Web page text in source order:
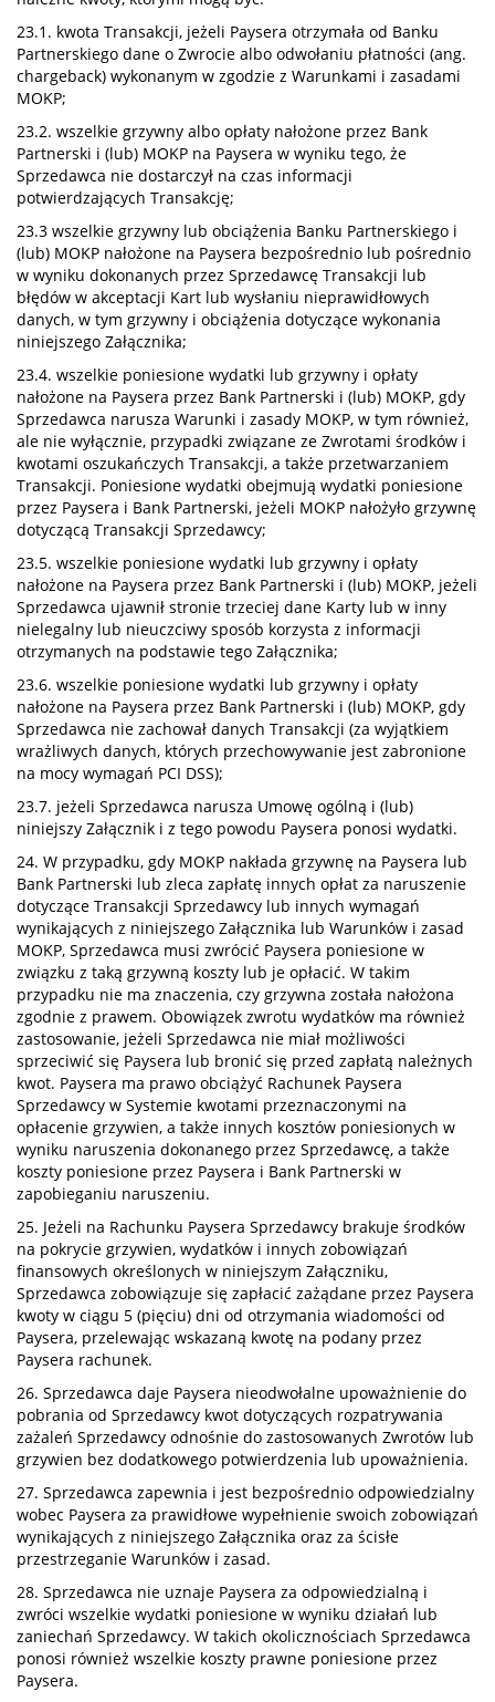
23.1. kwota Transakcji, jeżeli Paysera otrzymała od Banku
Partnerskiego dane o Zwrocie albo odwołaniu płatności (ang.
chargeback) wykonanym w zgodzie z Warunkami i zasadami
MOKP;
23.2. wszelkie grzywny albo opłaty nałożone przez Bank
Partnerski i (lub) MOKP na Paysera w wyniku tego, że
Sprzedawca nie dostarczył na czas informacji
potwierdzających Transakcję;
23.3 wszelkie grzywny lub obciążenia Banku Partnerskiego i
(lub) MOKP nałożone na Paysera bezpośrednio lub pośrednio
w wyniku dokonanych przez Sprzedawcę Transakcji lub
błędów w akceptacji Kart lub wysłaniu nieprawidłowych
danych, w tym grzywny i obciążenia dotyczące wykonania
niniejszego Załącznika;
23.4. wszelkie poniesione wydatki lub grzywny i opłaty
nałożone na Paysera przez Bank Partnerski i (lub) MOKP, gdy
Sprzedawca narusza Warunki i zasady MOKP, w tym również,
ale nie wyłącznie, przypadki związane ze Zwrotami środków i
kwotami oszukańczych Transakcji, a także przetwarzaniem
Transakcji. Poniesione wydatki obejmują wydatki poniesione
przez Paysera i Bank Partnerski, jeżeli MOKP nałożyło grzywnę
dotyczącą Transakcji Sprzedawcy;
23.5. wszelkie poniesione wydatki lub grzywny i opłaty
nałożone na Paysera przez Bank Partnerski i (lub) MOKP, jeżeli
Sprzedawca ujawnił stronie trzeciej dane Karty lub w inny
nielegalny lub nieuczciwy sposób korzysta z informacji
otrzymanych na podstawie tego Załącznika;
23.6. wszelkie poniesione wydatki lub grzywny i opłaty
nałożone na Paysera przez Bank Partnerski i (lub) MOKP, gdy
Sprzedawca nie zachował danych Transakcji (za wyjątkiem
wrażliwych danych, których przechowywanie jest zabronione
na mocy wymagań PCI DSS);
23.7. jeżeli Sprzedawca narusza Umowę ogólną i (lub)
niniejszy Załącznik i z tego powodu Paysera ponosi wydatki.
24. W przypadku, gdy MOKP nakłada grzywnę na Paysera lub
Bank Partnerski lub zleca zapłatę innych opłat za naruszenie
dotyczące Transakcji Sprzedawcy lub innych wymagań
wynikających z niniejszego Załącznika lub Warunków i zasad
MOKP, Sprzedawca musi zwrócić Paysera poniesione w
związku z taką grzywną koszty lub je opłacić. W takim
przypadku nie ma znaczenia, czy grzywna została nałożona
zgodnie z prawem. Obowiązek zwrotu wydatków ma również
zastosowanie, jeżeli Sprzedawca nie miał możliwości
sprzeciwić się Paysera lub bronić się przed zapłatą należnych
kwot. Paysera ma prawo obciążyć Rachunek Paysera
Sprzedawcy w Systemie kwotami przeznaczonymi na
opłacenie grzywien, a także innych kosztów poniesionych w
wyniku naruszenia dokonanego przez Sprzedawcę, a także
koszty poniesione przez Paysera i Bank Partnerski w
zapobieganiu naruszeniu.
25. Jeżeli na Rachunku Paysera Sprzedawcy brakuje środków
na pokrycie grzywien, wydatków i innych zobowiązań
finansowych określonych w niniejszym Załączniku,
Sprzedawca zobowiązuje się zapłacić zażądane przez Paysera
kwoty w ciągu 5 (pięciu) dni od otrzymania wiadomości od
Paysera, przelewając wskazaną kwotę na podany przez
Paysera rachunek.
26. Sprzedawca daje Paysera nieodwołalne upoważnienie do
pobrania od Sprzedawcy kwot dotyczących rozpatrywania
zażaleń Sprzedawcy odnośnie do zastosowanych Zwrotów lub
grzywien bez dodatkowego potwierdzenia lub upoważnienia.
27. Sprzedawca zapewnia i jest bezpośrednio odpowiedzialny
wobec Paysera za prawidłowe wypełnienie swoich zobowiązań
wynikających z niniejszego Załącznika oraz za ścisłe
przestrzeganie Warunków i zasad.
28. Sprzedawca nie uznaje Paysera za odpowiedzialną i
zwróci wszelkie wydatki poniesione w wyniku działań lub
zaniechań Sprzedawcy. W takich okolicznościach Sprzedawca
ponosi również wszelkie koszty prawne poniesione przez
Paysera.